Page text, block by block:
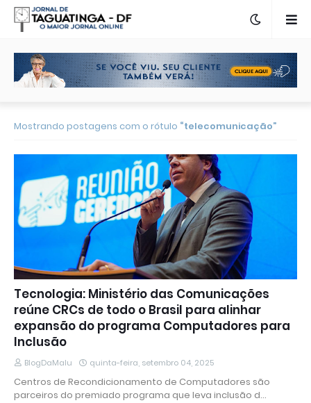
Mostrando postagens com o rótulo telecomunicação
Tecnologia: Ministério das Comunicações
reúne CRCs de todo o Brasil para alinhar
expansão do programa Computadores para
Inclusão
BlogDaMalu quinta-feira, setembro 04, 2025
Centros de Recondicionamento de Computadores são
parceiros do premiado programa que leva inclusão d…